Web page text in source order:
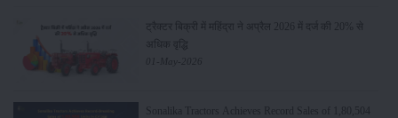
ट्रैक्टर बिक्री में महिंद्रा ने अप्रैल 2026 में दर्ज की 20% से
अधिक वृद्धि
01-May-2026
Sonalika Tractors Achieves Record Sales of 1,80,504